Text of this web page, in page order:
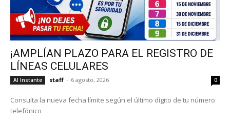
¡AMPLÍAN PLAZO PARA EL REGISTRO DE
LÍNEAS CELULARES
Al Instante staff - 6 agosto, 2026 0
Consulta la nueva fecha límite según el último dígito de tu número
telefónico